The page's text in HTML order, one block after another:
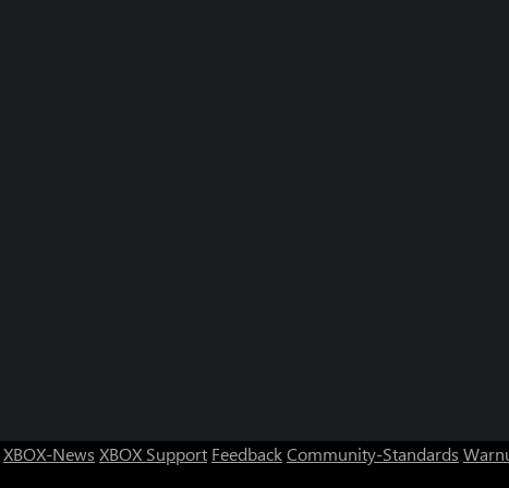
XBOX-News XBOX Support FeedbackCommunity-Standards